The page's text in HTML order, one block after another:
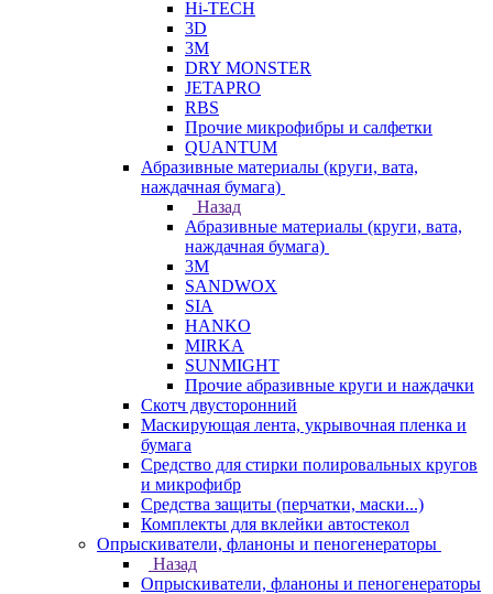
Hi-TECH
3D
3М
DRY MONSTER
JETAPRO
RBS
Прочие микрофибры и салфетки
QUANTUM
Абразивные материалы (круги, вата,
наждачная бумага)
Назад
Абразивные материалы (круги, вата,
наждачная бумага)
3М
SANDWOX
SIA
HANKO
MIRKA
SUNMIGHT
Прочие абразивные круги и наждачки
Скотч двусторонний
Маскирующая лента, укрывочная пленка и
бумага
Средство для стирки полировальных кругов
и микрофибр
Средства защиты (перчатки, маски...)
Комплекты для вклейки автостекол
Опрыскиватели, фланоны и пеногенераторы
Назад
Опрыскиватели, фланоны и пеногенераторы